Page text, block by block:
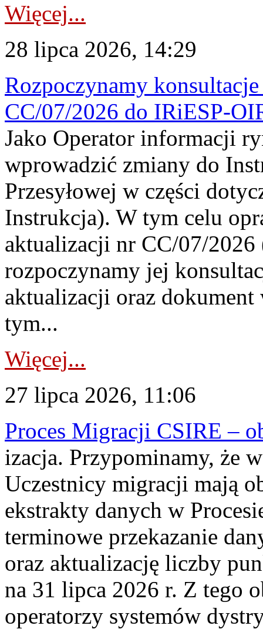
Więcej...
28 lipca 2026, 14:29
Rozpoczynamy
CC/07/2026 do IRiESP-
Jako Operator informacji
wprowadzić zmiany do
Przesyłowej w części
Instrukcja). W tym celu
aktualizacji nr CC/07/
rozpoczynamy jej
aktualizacji oraz
tym...
Więcej...
27 lipca 2026, 11:06
Proces Migracji CSIRE –
izacja. Przypominamy, że
Uczestnicy migracji mają
ekstrakty danych w
terminowe przekazanie
oraz aktualizację liczby
na 31 lipca 2026 r. Z tego
operatorzy systemów